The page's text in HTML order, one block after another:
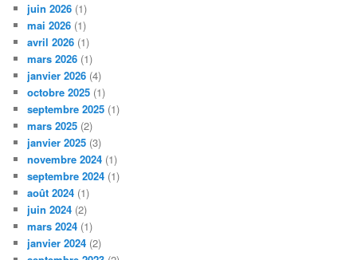
juin 2026 (1)
mai 2026 (1)
avril 2026 (1)
mars 2026 (1)
janvier 2026 (4)
octobre 2025 (1)
septembre 2025 (1)
mars 2025 (2)
janvier 2025 (3)
novembre 2024 (1)
septembre 2024 (1)
août 2024 (1)
juin 2024 (2)
mars 2024 (1)
janvier 2024 (2)